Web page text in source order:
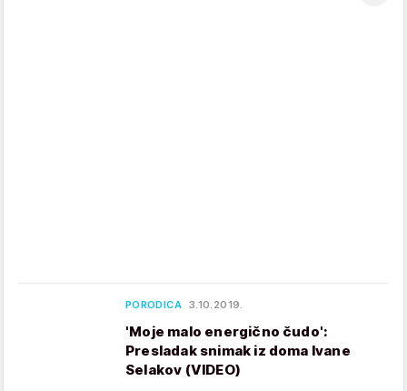
PORODICA 3.10.2019.
'Moje malo energično čudo':
Presladak snimak iz doma Ivane
Selakov (VIDEO)